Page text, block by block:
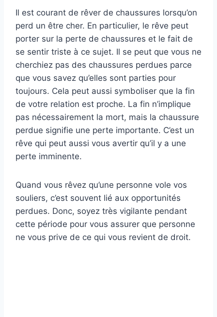
Il est courant de rêver de chaussures lorsqu’on
perd un être cher. En particulier, le rêve peut
porter sur la perte de chaussures et le fait de
se sentir triste à ce sujet. Il se peut que vous ne
cherchiez pas des chaussures perdues parce
que vous savez qu’elles sont parties pour
toujours. Cela peut aussi symboliser que la fin
de votre relation est proche. La fin n’implique
pas nécessairement la mort, mais la chaussure
perdue signifie une perte importante. C’est un
rêve qui peut aussi vous avertir qu’il y a une
perte imminente.
Quand vous rêvez qu’une personne vole vos
souliers, c’est souvent lié aux opportunités
perdues. Donc, soyez très vigilante pendant
cette période pour vous assurer que personne
ne vous prive de ce qui vous revient de droit.